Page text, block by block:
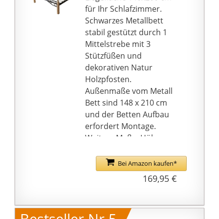
Dekoration
Eine Matratze ist nicht
enthalten
für Ihr Schlafzimmer.
Schwarzes Metallbett
stabil gestützt durch 1
Mittelstrebe mit 3
Stützfüßen und
dekorativen Natur
Holzpfosten.
Außenmaße vom Metall
Bett sind 148 x 210 cm
und der Betten Aufbau
erfordert Montage.
Weitere Maße: Höhe
91 cm, Einlegetiefe 1.5
cm, Stauraum 28 cm
und Aufbauanleitung.
Bei Amazon kaufen*
169,95 €